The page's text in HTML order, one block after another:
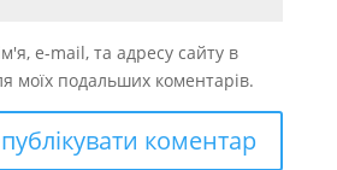
e-mail, та адресу сайту в
моїх подальших коментарів.